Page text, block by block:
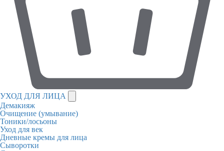
УХОД ДЛЯ ЛИЦА
Демакияж
Очищение (умывание)
Тоники/лосьоны
Уход для век
Дневные кремы для лица
Сыворотки